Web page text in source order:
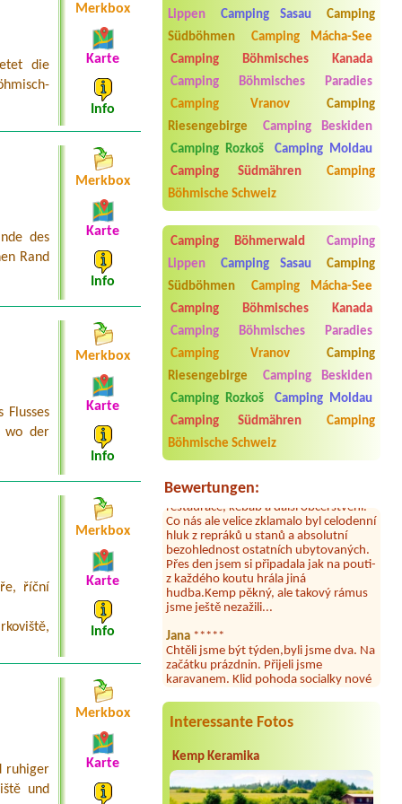
Koruna
1x2l pokoj
Termin ab 2026-07-30 |
Autokemp
Frenštát pod Radhoštěm
Termin ab 2026-07-25 |
Vodácké
tábořiště Cakle
2
Termin ab 2026-07-22 |Autokemp
Pilák
4L buňka / chatka
Lippen
Camping Sasau
Camping
Südböhmen
Camping Mácha-See
Camping Böhmisches Kanada
Camping Böhmisches Paradies
Camping Vranov
Camping
Riesengebirge
Camping Beskiden
Camping Rozkoš
Camping Moldau
Camping Südmähren
Camping
Böhmische Schweiz
Camping Böhmerwald
Camping
Lippen
Camping Sasau
Camping
Südböhmen
Camping Mácha-See
Camping Böhmisches Kanada
Camping Böhmisches Paradies
Camping Vranov
Camping
Riesengebirge
Camping Beskiden
Camping Rozkoš
Camping Moldau
Camping Südmähren
Camping
Böhmische Schweiz
Bewertungen:
Aneta Melicharová
***
Byli jsme zde v týdnu od 25.7. do 1.8.
2026. Kemp jako takový je pěkný. V
doplněný papír i utěrky, což při
množství návštěvníků není
restaurace, kebab a další občerstvení.
Co nás ale velice zklamalo byl celodenní
hluk z repráků u stanů a absolutní
bezohlednost ostatních ubytovaných.
Přes den jsem si připadala jak na pouti-
z každého koutu hrála jiná
hudba.Kemp pěkný, ale takový rámus
jsme ještě nezažili...
Chtěli jsme být týden,byli jsme dva. Na
začátku prázdnin. Přijeli jsme
karavanem. Klid pohoda socialky nové
krásné čisté,koupání super. Restaurace
cenu na dosah, a spoustu možností na
výlety. Veškerý personál se choval
Aneta Janíčková*****
Byli jsme zde s dětmi na 5 nocí,
výborné vybavení kempu, čisto všude.
Interessante Fotos
Kemp Keramika
die
Merkbox
Karte
Info
des
Rand
Merkbox
Karte
Info
wo der
Merkbox
Karte
Info
říční
Merkbox
Karte
Info
ruhiger
und
Merkbox
Karte